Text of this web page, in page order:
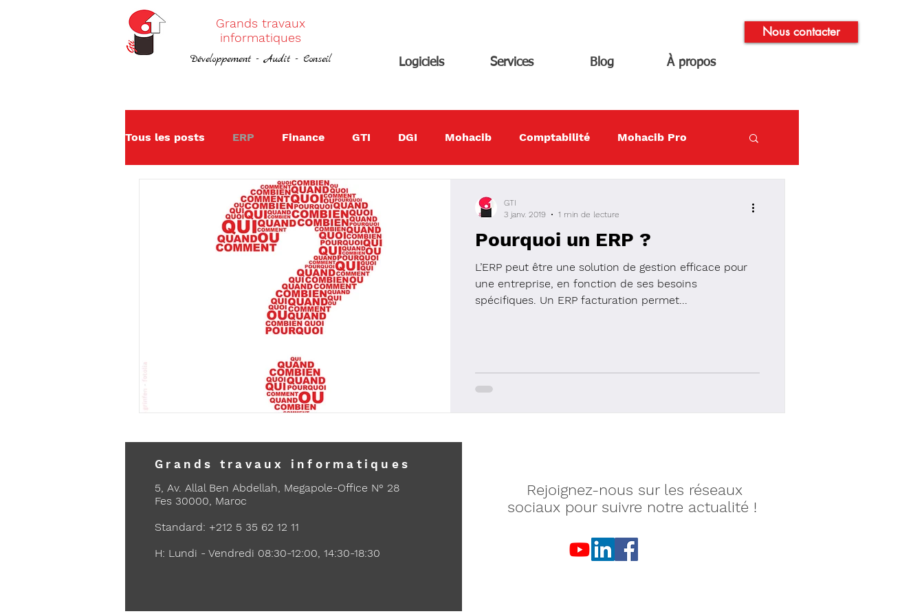
Grands travaux
informatiques
Développement - Audit - Conseil Logiciels Services Blog À propos
Nous contacter
Tous les posts ERP Finance GTI DGI Mohacib Comptabilité Mohacib Pro
Pourquoi un ERP ?
L’ERP peut être une solution de gestion efficace pour
une entreprise, en fonction de ses besoins
spécifiques. Un ERP facturation permet...
GTI
3 janv. 2019
1 min de lecture
5, Av. Allal Ben Abdellah, Megapole-Office N° 28
Fes 30000, Maroc
Standard: +212 5 35 62 12 11
H: Lundi - Vendredi 08:30-12:00, 14:30-18:30
Grands travaux informatiques
Rejoignez-nous sur les réseaux
sociaux pour suivre notre actualité !